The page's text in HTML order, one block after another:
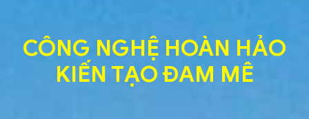
CÔNG NGHỆ HOÀN HẢO
KIẾN TẠO ĐAM MÊ